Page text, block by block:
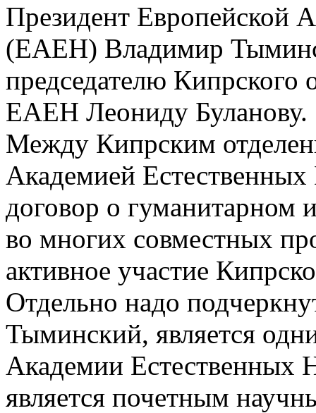
Президент Европейской
(ЕАЕН) Владимир
председателю
ЕАЕН Леониду Буланову.
Между Кипрским
Академией
договор о гуманитарном
во многих совместных
активное участие
Отдельно надо
Тыминский, является
Академии Естественных
является почетным